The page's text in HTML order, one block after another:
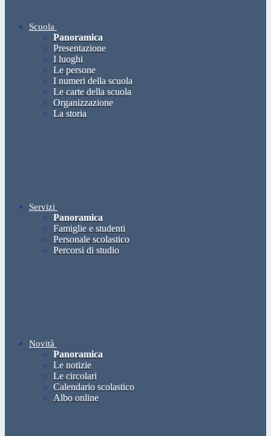
Scuola
Panoramica
Presentazione
I luoghi
Le persone
I numeri della scuola
Le carte della scuola
Organizzazione
La storia
Servizi
Panoramica
Famiglie e studenti
Personale scolastico
Percorsi di studio
Novità
Panoramica
Le notizie
Le circolari
Calendario scolastico
Albo online